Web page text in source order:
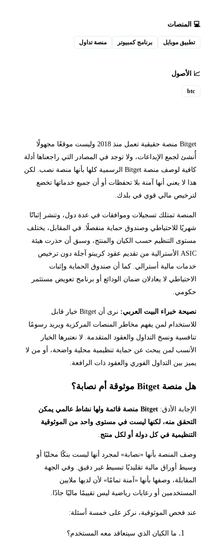
💻 المنصات
تطبيق موبايل برنامج كمبيوتر منصة تداول
📈 الأصول
btc
Bitget منصة حقيقية تعمل منذ 2018 وليست موقعًا مجهولًا
أُنشئ لجمع الإيداعات، ولا توجد في المصادر التي راجعناها أدلة
كافية لوصف منصة Bitget الرسمية كلها بأنها منصة نصب. لكن
هذا لا يعني أنها آمنة بلا تحفظات أو أن جميع خدماتها تخضع
لترخيص مالي قوي في بلدك.
المنصة تمتلك تسجيلات وموافقات في عدة دول، وتنشر إثباتًا
شهريًا للاحتياطي وصندوق حماية منفصلًا. في المقابل، يختلف
مستوى التنظيم حسب الكيان والمنتج، وسبق أن حذرت هيئة
ASIC الأسترالية من تقديم عقود كريبتو آجلة دون ترخيص
خدمات مالية أسترالي. كما أن صندوق الحماية وإثبات
الاحتياطي لا يعادلان ضمان الودائع أو برنامج تعويض مستثمر
حكومي.
نصيحة خبراء البيت العربي:
نرى أن Bitget خيار قابل
للاستخدام لمن يفهم مخاطر المنصات المركزية ويريد رسومًا
تنافسية ونسخ التداول والعقود المتقدمة. لا نعتبرها الخيار
الأنسب لمن يبحث عن حماية تنظيمية محلية واضحة، أو من لا
يميز بين التداول الفوري والعقود ذات الرافعة.
هل منصة Bitget موثوقة أم نصابة؟
الإجابة الأدق:
Bitget منصة قائمة ولها نشاط عالمي يمكن
التحقق منه، لكنها ليست في مستوى واحد من الموثوقية
التنظيمية في كل دولة أو لكل منتج
وصف المنصة بأنها «نصابة» لمجرد أنها ليست بنكًا محليًا أو
وسيط أوراق مالية تقليديًا تبسيط غير دقيق. وفي الجهة
المقابلة، وصفها بأنها «آمنة تمامًا» لأن لديها ملايين
المستخدمين أو رعايات رياضية ليس تقييمًا ماليًا جادًا.
عند فحص الموثوقية، نركز على خمسة أسئلة:
ما الكيان الذي سيتعاقد معه المستخدم؟